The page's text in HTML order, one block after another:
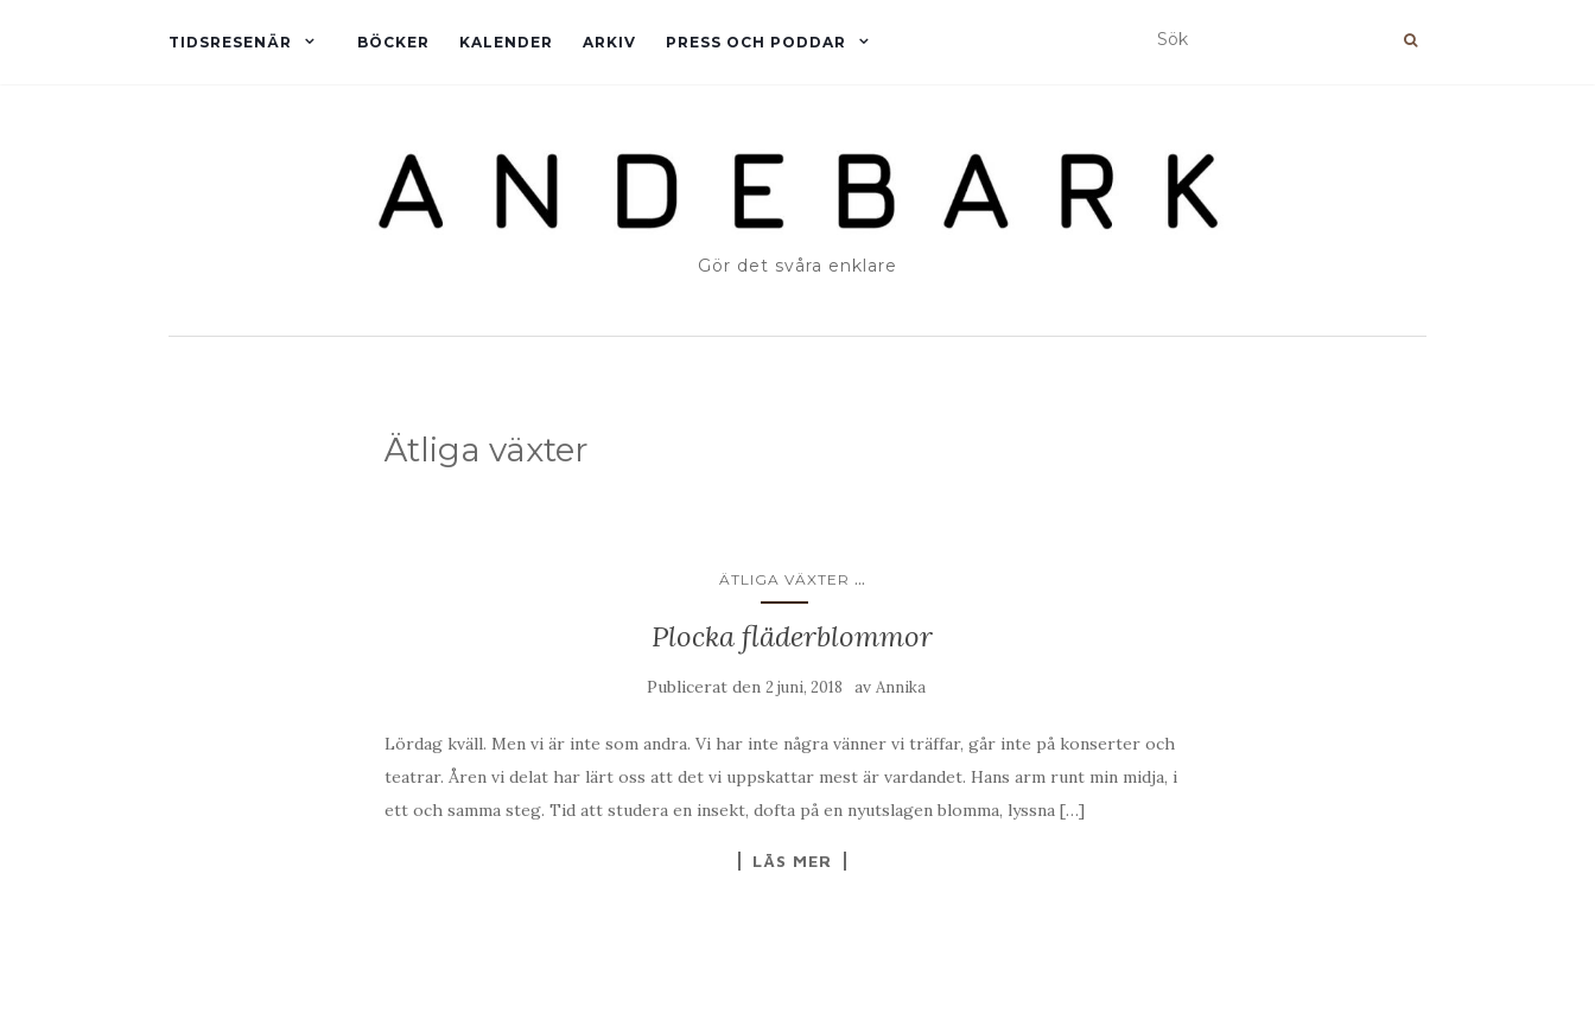
TIDSRESENÄR BÖCKER KALENDER ARKIV PRESS OCH PODDAR
Gör det svåra enklare
Ätliga växter
ÄTLIGA VÄXTER ...
Plocka fläderblommor
Publicerat den 2 juni, 2018 av Annika
Lördag kväll. Men vi är inte som andra. Vi har inte några vänner vi träffar, går inte på konserter och
teatrar. Åren vi delat har lärt oss att det vi uppskattar mest är vardandet. Hans arm runt min midja, i
ett och samma steg. Tid att studera en insekt, dofta på en nyutslagen blomma, lyssna […]
LÄS MER